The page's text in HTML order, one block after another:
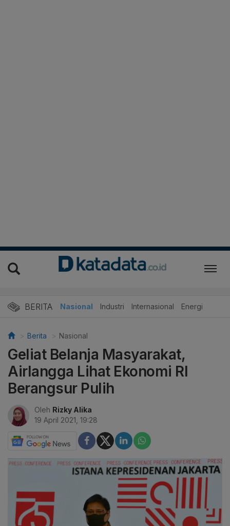
BERITA Nasional Industri Internasional Energi
Berita Nasional
Geliat Belanja Masyarakat,
Airlangga Lihat Ekonomi RI
Berangsur Pulih
Oleh Rizky Alika
19 April 2021, 19:28